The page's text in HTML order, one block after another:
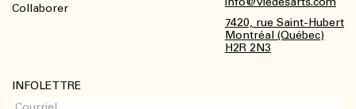
Collaborer
7420, rue Saint-Hubert
Montréal (Québec)
H2R 2N3
INFOLETTRE